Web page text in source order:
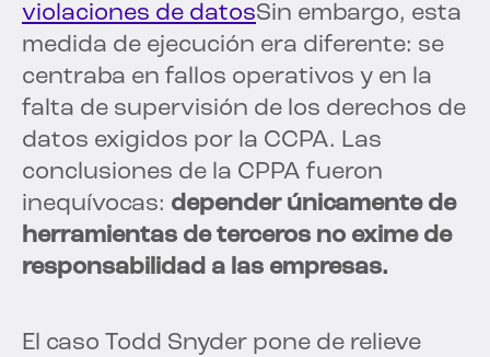
violaciones de datosSin embargo, esta
medida de ejecución era diferente: se
centraba en fallos operativos y en la
falta de supervisión de los derechos de
datos exigidos por la CCPA. Las
conclusiones de la CPPA fueron
inequívocas: depender únicamente de
herramientas de terceros no exime de
responsabilidad a las empresas.
El caso Todd Snyder pone de relieve